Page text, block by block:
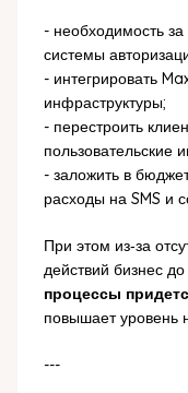
- необходимость
системы
- интегрировать
инфраструктуры;
- перестроить
пользовательские
- заложить в
расходы на SMS и
При этом из‑за
действий бизнес
процессы
повышает уровень
---